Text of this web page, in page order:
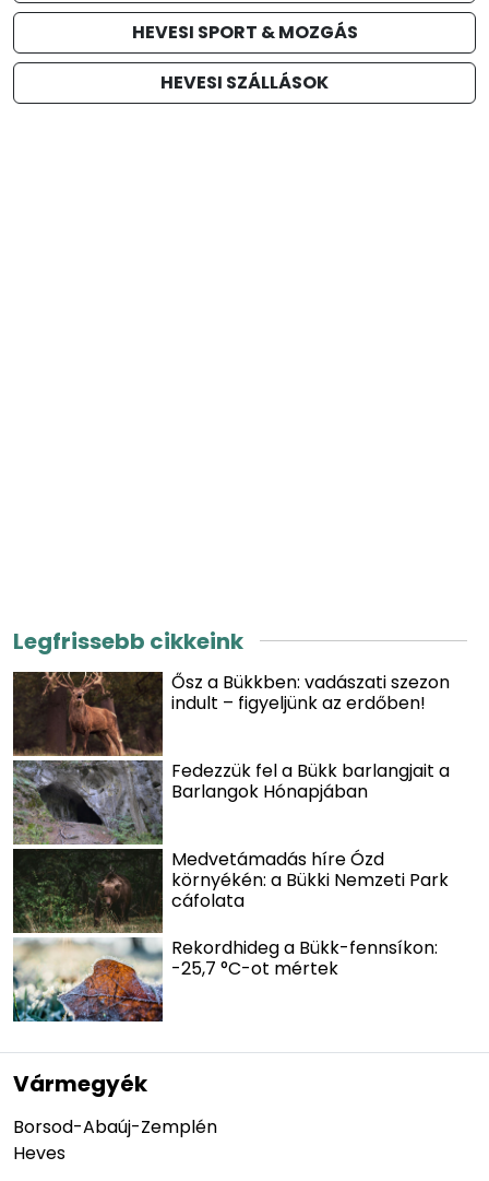
HEVESI SPORT & MOZGÁS
HEVESI SZÁLLÁSOK
Legfrissebb cikkeink
Ősz a Bükkben: vadászati szezon
indult – figyeljünk az erdőben!
Fedezzük fel a Bükk barlangjait a
Barlangok Hónapjában
Medvetámadás híre Ózd
környékén: a Bükki Nemzeti Park
cáfolata
Rekordhideg a Bükk-fennsíkon:
-25,7 °C-ot mértek
Vármegyék
Borsod-Abaúj-Zemplén
Heves